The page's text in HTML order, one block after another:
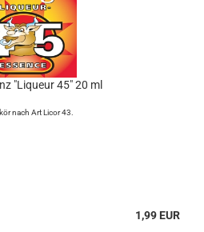
"Liqueur 45" 20 ml
nach Art Licor 43.
1,99 EUR